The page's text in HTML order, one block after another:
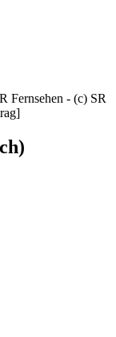
Fernsehen - (c) SR